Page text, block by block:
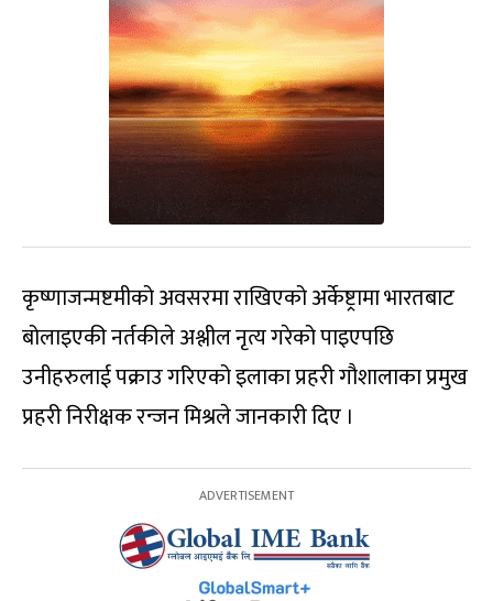
कृष्णाजन्मष्टमीको अवसरमा राखिएको अर्केष्ट्रामा भारतबाट
बोलाइएकी नर्तकीले अश्लील नृत्य गरेको पाइएपछि
उनीहरुलाई पक्राउ गरिएको इलाका प्रहरी गौशालाका प्रमुख
प्रहरी निरीक्षक रन्जन मिश्रले जानकारी दिए ।